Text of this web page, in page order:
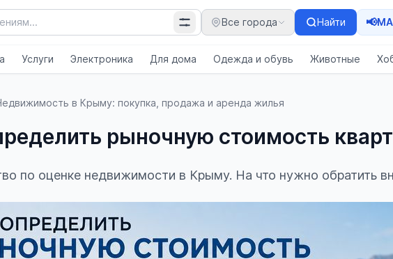
Все города Найти 📢
Услуги Электроника Для дома Одежда и обувь Животные
в Крыму: покупка, продажа и аренда жилья
рыночную стоимость
по оценке недвижимости в Крыму. На что нужно обратить